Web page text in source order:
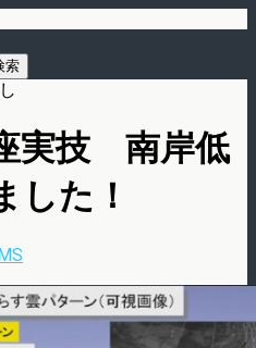
実技 南岸低
した！